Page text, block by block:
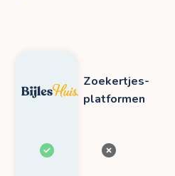
Zoekertjes-
platformen